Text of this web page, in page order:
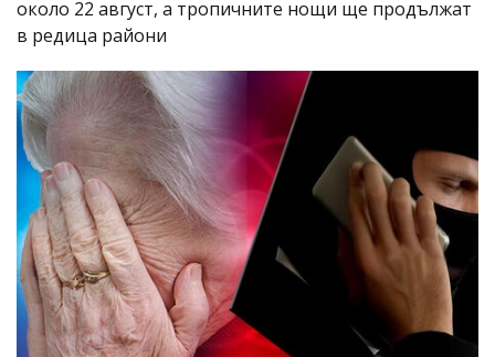
около 22 август, а тропичните нощи ще продължат
в редица райони